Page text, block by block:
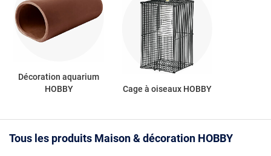
Décoration aquarium
HOBBY
Cage à oiseaux HOBBY
Tous les produits Maison & décoration HOBBY